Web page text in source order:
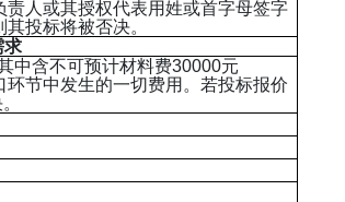
人或其授权代表用姓或首字母签字
投标将被否决。
求
中含不可预计材料费30000元
节中发生的一切费用。若投标报价